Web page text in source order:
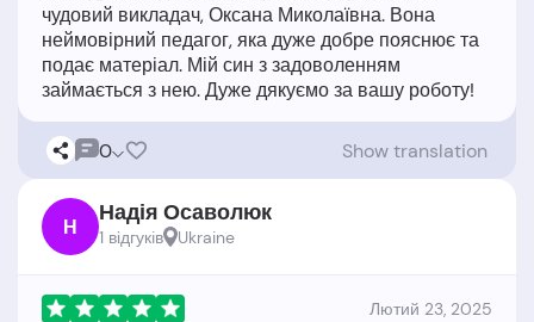
чудовий викладач, Оксана Миколаївна. Вона
неймовірний педагог, яка дуже добре пояснює та
подає матеріал. Мій син з задоволенням
0 Show translation
Н Надія Осаволюк
1 відгукiв Ukraine
Лютий 23, 2025